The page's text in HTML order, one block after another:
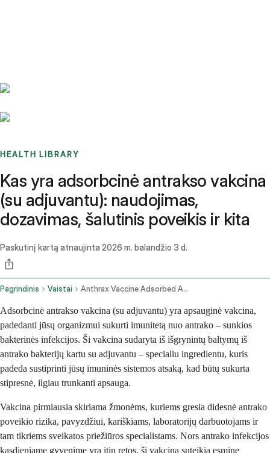
HEALTH LIBRARY
Kas yra adsorbcinė antrakso vakcina
(su adjuvantu): naudojimas,
dozavimas, šalutinis poveikis ir kita
Paskutinį kartą atnaujinta 2026 m. balandžio 3 d.
Pagrindinis Vaistai Anthrax Vaccine Adsorbed Adjuvanted Intramuscular Route
Adsorbcinė antrakso vakcina (su adjuvantu) yra apsauginė vakcina,
padedanti jūsų organizmui sukurti imunitetą nuo antrako – sunkios
bakterinės infekcijos. Ši vakcina sudaryta iš išgrynintų baltymų iš
antrako bakterijų kartu su adjuvantu – specialiu ingredientu, kuris
padeda sustiprinti jūsų imuninės sistemos atsaką, kad būtų sukurta
stipresnė, ilgiau trunkanti apsauga.
Vakcina pirmiausia skiriama žmonėms, kuriems gresia didesnė antrako
poveikio rizika, pavyzdžiui, kariškiams, laboratorijų darbuotojams ir
tam tikriems sveikatos priežiūros specialistams. Nors antrako infekcijos
kasdieniame gyvenime yra itin retos, ši vakcina suteikia esminę